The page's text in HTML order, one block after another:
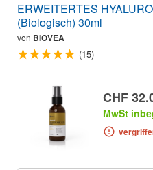
ERWEITERTES
(Biologisch) 30ml
von BIOVEA
(15)
CHF
MwSt